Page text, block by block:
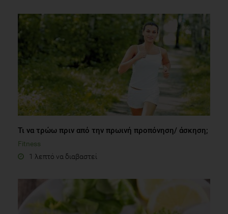
Τι να τρώω πριν από την πρωινή προπόνηση/ άσκηση;
Fitness
1 λεπτό να διαβαστεί